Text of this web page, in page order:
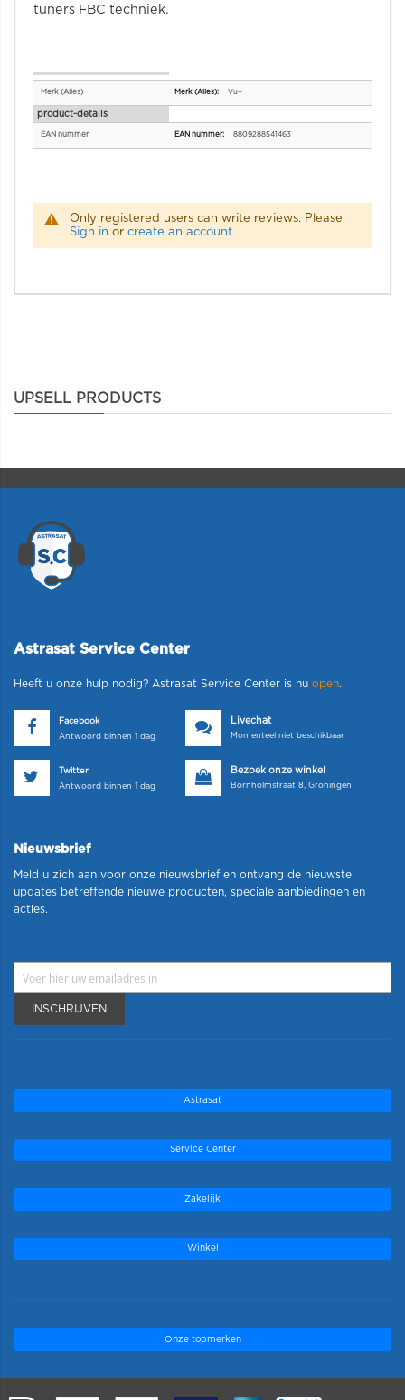
tuners FBC techniek.
Specificaties
Merk (Alles) Vu+
product-details
EAN nummer 8809288541463
Only registered users can write reviews. Please
Sign in or create an account
UPSELL PRODUCTS
Astrasat Service Center
Heeft u onze hulp nodig? Astrasat Service Center is nu open.
Facebook
Antwoord binnen 1 dag
Livechat
Momenteel niet beschikbaar
Twitter
Antwoord binnen 1 dag
Bezoek onze winkel
Bornholmstraat 8, Groningen
Nieuwsbrief
Meld u zich aan voor onze nieuwsbrief en ontvang de nieuwste
updates betreffende nieuwe producten, speciale aanbiedingen en
acties.
INSCHRIJVEN
Astrasat
Service Center
Zakelijk
Winkel
Onze topmerken